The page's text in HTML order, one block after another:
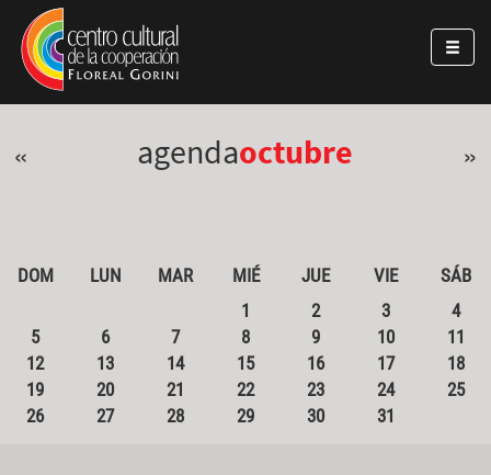
Pasar al contenido principal
Jump to main content
« agendaoctubre »
DOM LUN MAR MIÉ JUE VIE
SÁB
1
2 3
4
5
6 7 8 9 10
11
12
13 14 15 16 17
18
19
20 21 22 23 24
25
26
27 28 29 30 31